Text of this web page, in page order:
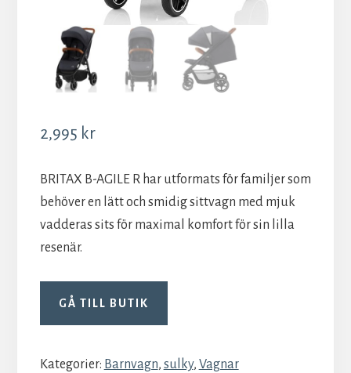
2,995 kr
BRITAX B-AGILE R har utformats för familjer som
behöver en lätt och smidig sittvagn med mjuk
vadderas sits för maximal komfort för sin lilla
resenär.
GÅ TILL BUTIK
Kategorier: Barnvagn, sulky, Vagnar